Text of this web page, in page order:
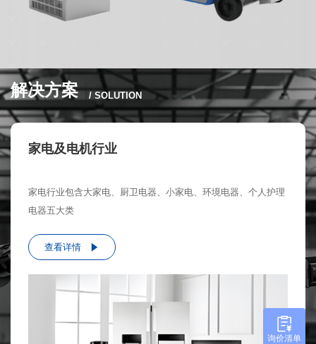
解决方案 / SOLUTION
家电及电机行业
家电行业包含大家电、厨卫电器、小家电、环境电器、个人护理
电器五大类
查看详情
询价清单